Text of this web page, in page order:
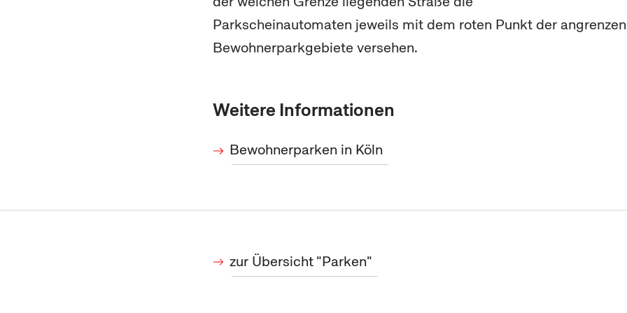
Parkscheinautomaten jeweils mit dem roten Punkt der
Bewohnerparkgebiete versehen.
Weitere Informationen
Bewohnerparken in Köln
zur Übersicht "Parken"